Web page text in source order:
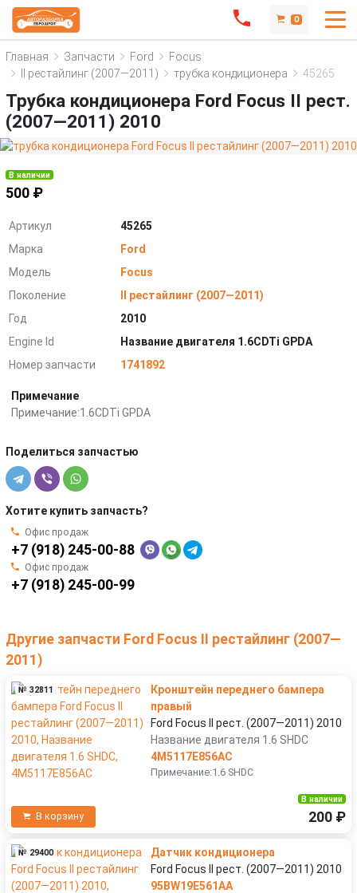
0
Главная Запчасти Ford
Focus
II рестайлинг (2007—2011)
трубка кондиционера 45265
Трубка кондиционера Ford Focus II рест.
(2007—2011) 2010
В наличии
500 ₽
Артикул
45265
Марка
Ford
Модель
Focus
Поколение
II рестайлинг (2007—2011)
Год
2010
Engine Id
Название двигателя 1.6CDTi GPDA
Номер запчасти
1741892
Примечание
Примечание:1.6CDTi GPDA
Поделиться запчастью
Хотите купить запчасть?
Офис продаж
+7 (918) 245-00-88
Офис продаж
+7 (918) 245-00-99
Другие запчасти Ford Focus II рестайлинг (2007—
2011)
№ 32811
Кронштейн переднего бампера
правый
Ford Focus II рест. (2007—2011) 2010
Название двигателя 1.6 SHDC
4M5117E856AC
Примечание:1.6 SHDC
В корзину
В наличии
200 ₽
№ 29400
Датчик кондиционера
Ford Focus II рест. (2007—2011) 2010
95BW19E561AA